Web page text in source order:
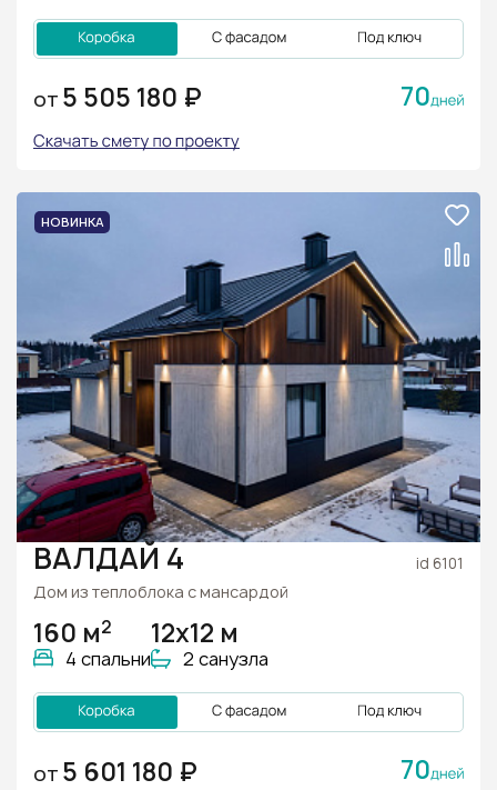
ОТ 5 505 180 ₽ 70
ВАЛДАЙ 4 id 6101
Дом из теплоблока с мансардой
160 м2
4 спальни
12х12 м
2 санузла
ОТ 5 601 180 ₽ 70
НОВИНКА